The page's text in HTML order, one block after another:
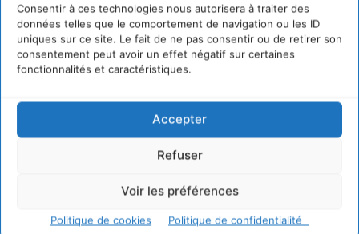
Consentir à ces technologies nous autorisera à traiter des
données telles que le comportement de navigation ou les ID
uniques sur ce site. Le fait de ne pas consentir ou de retirer son
consentement peut avoir un effet négatif sur certaines
fonctionnalités et caractéristiques.
Accepter
Refuser
Voir les préférences
Politique de cookies Politique de confidentialité
Newsletter
JE M'ABONNE